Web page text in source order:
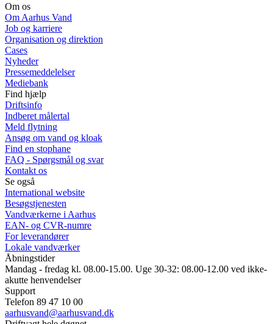
Om os
Om Aarhus Vand
Job og karriere
Organisation og direktion
Cases
Nyheder
Pressemeddelelser
Mediebank
Find hjælp
Driftsinfo
Indberet målertal
Meld flytning
Ansøg om vand og kloak
Find en stophane
FAQ - Spørgsmål og svar
Kontakt os
Se også
International website
Besøgstjenesten
Vandværkerne i Aarhus
EAN- og CVR-numre
For leverandører
Lokale vandværker
Åbningstider
Mandag - fredag kl. 08.00-15.00. Uge 30-32: 08.00-12.00 ved ikke-
akutte henvendelser
Support
Telefon 89 47 10 00
aarhusvand@aarhusvand.dk